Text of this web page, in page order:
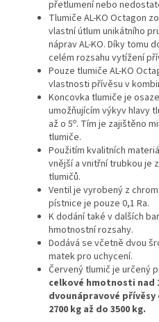
přetlumení nebo
Tlumiče AL-KO Octagon
vlastní útlum unikátního
náprav AL-KO. Díky tomu
celém rozsahu vytížení
Pouze tlumiče AL-KO
vlastnosti přívěsu v
Koncovka tlumiče je
umožňujícím výkyv hlavy
až o 5o. Tím je zajištěno
tlumiče.
Použitím kvalitních
vnější a vnitřní trubkou je
tlumičů.
Ventil je vyrobený z
pístnice je pouze 0,1 Ra.
K dodání také v dalších
hmotnostní rozsahy.
Dodává se včetně dvou
matek pro uchycení.
Červený tlumič je určený
celkové hmotnosti nad
dvounápravové
2700 kg až do 3500 kg.